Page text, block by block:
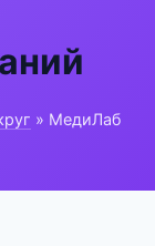
» МедиЛаб